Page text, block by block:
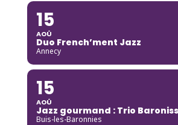
15
AOÛ
Duo French’ment Jazz
Annecy
15
AOÛ
Jazz gourmand : Trio
Buis-les-Baronnies